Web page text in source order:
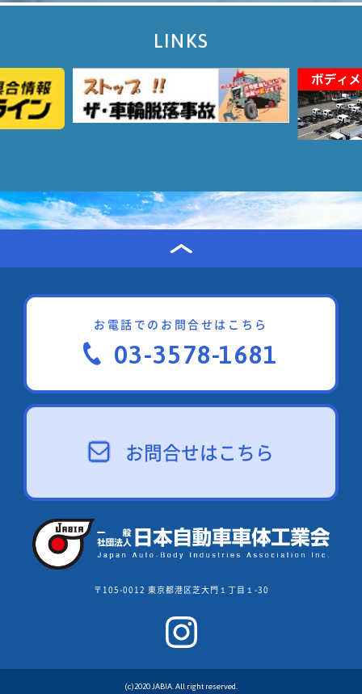
LINKS
お電話でのお問合せはこちら
03-3578-1681
お問合せはこちら
〒105-0012 東京都港区芝大門１丁目１-30
(c)2020 JABIA. All right reserved.